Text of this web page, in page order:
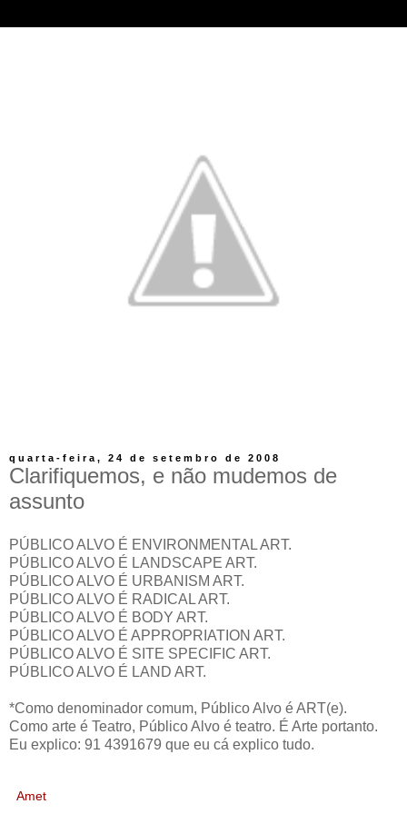
quarta-feira, 24 de setembro de 2008
Clarifiquemos, e não mudemos de
assunto
PÚBLICO ALVO É ENVIRONMENTAL ART.
PÚBLICO ALVO É LANDSCAPE ART.
PÚBLICO ALVO É URBANISM ART.
PÚBLICO ALVO É RADICAL ART.
PÚBLICO ALVO É BODY ART.
PÚBLICO ALVO É APPROPRIATION ART.
PÚBLICO ALVO É SITE SPECIFIC ART.
PÚBLICO ALVO É LAND ART.
*Como denominador comum, Público Alvo é ART(e).
Como arte é Teatro, Público Alvo é teatro. É Arte portanto.
Eu explico: 91 4391679 que eu cá explico tudo.
Amet